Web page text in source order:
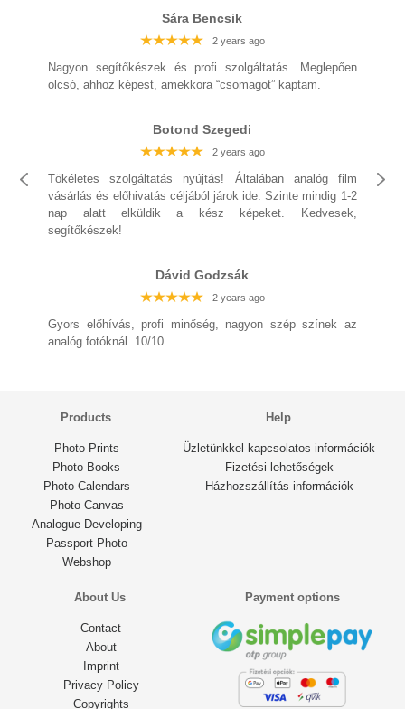
Sára Bencsik
2 years ago
Nagyon segítőkészek és profi szolgáltatás. Meglepően
olcsó, ahhoz képest, amekkora “csomagot” kaptam.
Botond Szegedi
2 years ago
Tökéletes szolgáltatás nyújtás! Általában analóg film
vásárlás és előhivatás céljából járok ide. Szinte mindig 1-2
nap alatt elküldik a kész képeket. Kedvesek,
segítőkészek!
Dávid Godzsák
2 years ago
Gyors előhívás, profi minőség, nagyon szép színek az
analóg fotóknál. 10/10
2 years ago
2 years ago
2 years ago
2 years ago
2 years ago
Products
Photo Prints
Photo Books
Photo Calendars
Photo Canvas
Analogue Developing
Passport Photo
Webshop
Help
Üzletünkkel kapcsolatos információk
Fizetési lehetőségek
Házhozszállítás információk
About Us
Contact
About
Imprint
Privacy Policy
Copyrights
Payment options